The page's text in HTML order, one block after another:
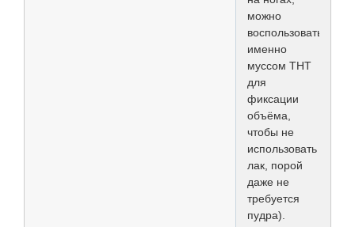
можно
воспользоваться
именно
муссом ТНТ
для
фиксации
объёма,
чтобы не
использовать
лак, порой
даже не
требуется
пудра).